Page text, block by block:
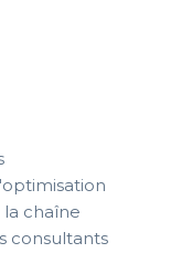
chaîne
consultants